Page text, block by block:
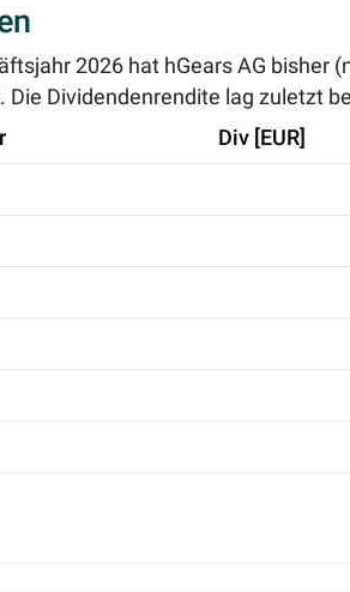
2026 hat hGears AG
Die Dividendenrendite lag zuletzt
Div [EUR]